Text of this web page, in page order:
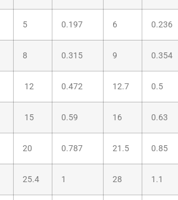
5 0.197 6 0.236
8 0.315 9 0.354
12 0.472 12.7 0.5
15 0.59 16 0.63
20 0.787 21.5 0.85
25.4 1 28 1.1